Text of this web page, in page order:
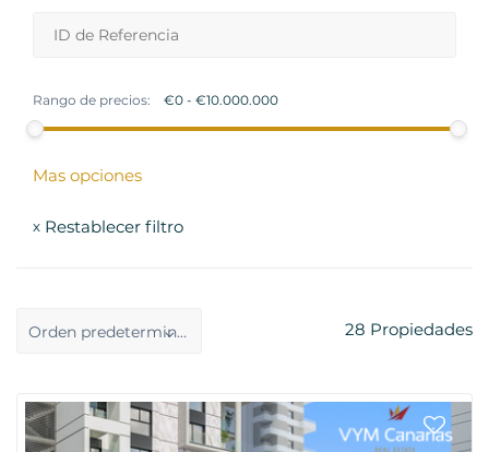
Rango de precios:
Mas opciones
x Restablecer filtro
Orden predeterminado 28 Propiedades